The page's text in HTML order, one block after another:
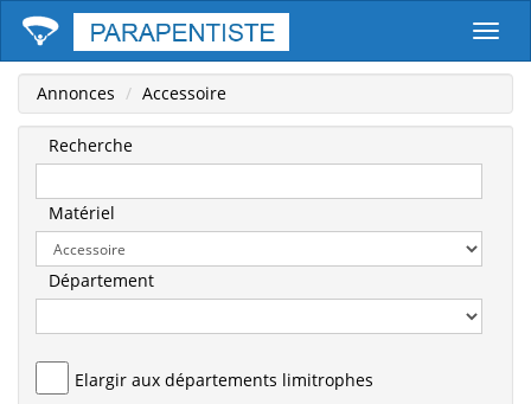
Annonces Accessoire
Recherche
Matériel
Département
Elargir aux départements limitrophes